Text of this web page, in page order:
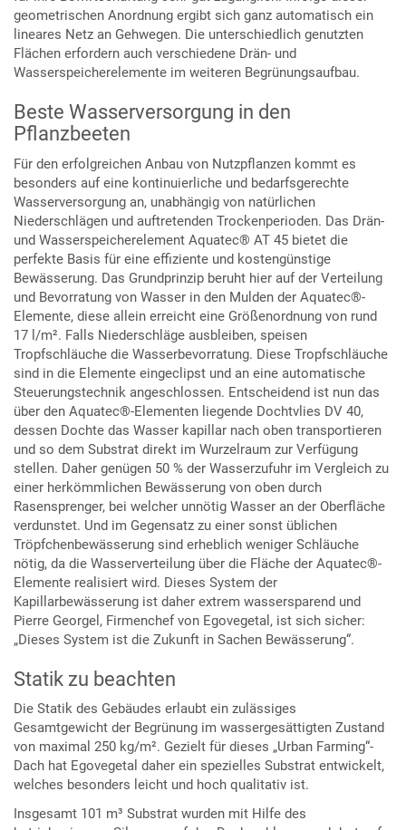
geometrischen Anordnung ergibt sich ganz automatisch ein
lineares Netz an Gehwegen. Die unterschiedlich genutzten
Flächen erfordern auch verschiedene Drän- und
Wasserspeicherelemente im weiteren Begrünungsaufbau.
Beste Wasserversorgung in den
Pflanzbeeten
Für den erfolgreichen Anbau von Nutzpflanzen kommt es
besonders auf eine kontinuierliche und bedarfsgerechte
Wasserversorgung an, unabhängig von natürlichen
Niederschlägen und auftretenden Trockenperioden. Das Drän-
und Wasserspeicherelement Aquatec® AT 45 bietet die
perfekte Basis für eine effiziente und kostengünstige
Bewässerung. Das Grundprinzip beruht hier auf der Verteilung
und Bevorratung von Wasser in den Mulden der Aquatec®-
Elemente, diese allein erreicht eine Größenordnung von rund
17 l/m². Falls Niederschläge ausbleiben, speisen
Tropfschläuche die Wasserbevorratung. Diese Tropfschläuche
sind in die Elemente eingeclipst und an eine automatische
Steuerungstechnik angeschlossen. Entscheidend ist nun das
über den Aquatec®-Elementen liegende Dochtvlies DV 40,
dessen Dochte das Wasser kapillar nach oben transportieren
und so dem Substrat direkt im Wurzelraum zur Verfügung
stellen. Daher genügen 50 % der Wasserzufuhr im Vergleich zu
einer herkömmlichen Bewässerung von oben durch
Rasensprenger, bei welcher unnötig Wasser an der Oberfläche
verdunstet. Und im Gegensatz zu einer sonst üblichen
Tröpfchenbewässerung sind erheblich weniger Schläuche
nötig, da die Wasserverteilung über die Fläche der Aquatec®-
Elemente realisiert wird. Dieses System der
Kapillarbewässerung ist daher extrem wassersparend und
Pierre Georgel, Firmenchef von Egovegetal, ist sich sicher:
„Dieses System ist die Zukunft in Sachen Bewässerung“.
Statik zu beachten
Die Statik des Gebäudes erlaubt ein zulässiges
Gesamtgewicht der Begrünung im wassergesättigten Zustand
von maximal 250 kg/m². Gezielt für dieses „Urban Farming“-
Dach hat Egovegetal daher ein spezielles Substrat entwickelt,
welches besonders leicht und hoch qualitativ ist.
Insgesamt 101 m³ Substrat wurden mit Hilfe des